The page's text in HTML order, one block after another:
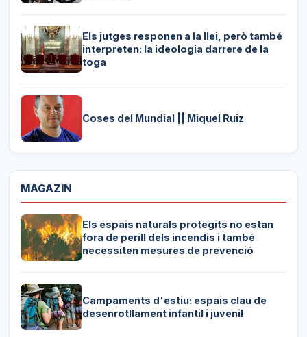
Els jutges responen a la llei, però també
interpreten: la ideologia darrere de la
toga
Coses del Mundial || Miquel Ruiz
MAGAZIN
Els espais naturals protegits no estan
fora de perill dels incendis i també
necessiten mesures de prevenció
Campaments d'estiu: espais clau de
desenrotllament infantil i juvenil